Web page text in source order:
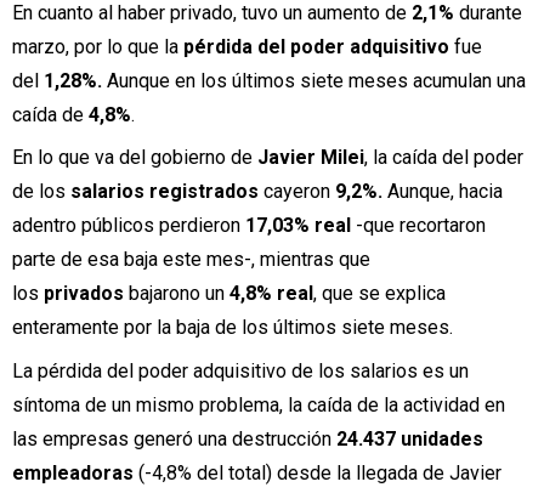
En cuanto al haber privado, tuvo un aumento de 2,1% durante
marzo, por lo que la pérdida del poder adquisitivo fue
del 1,28%. Aunque en los últimos siete meses acumulan una
caída de 4,8%.
En lo que va del gobierno de Javier Milei, la caída del poder
de los salarios registrados cayeron 9,2%. Aunque, hacia
adentro públicos perdieron 17,03% real -que recortaron
parte de esa baja este mes-, mientras que
los privados bajarono un 4,8% real , que se explica
enteramente por la baja de los últimos siete meses.
La pérdida del poder adquisitivo de los salarios es un
síntoma de un mismo problema, la caída de la actividad en
las empresas generó una destrucción 24.437 unidades
empleadoras (-4,8% del total) desde la llegada de Javier